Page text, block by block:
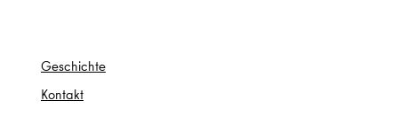
Geschichte
Kontakt